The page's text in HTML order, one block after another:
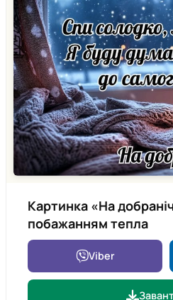
Картинка «На
побажанням тепла
Viber